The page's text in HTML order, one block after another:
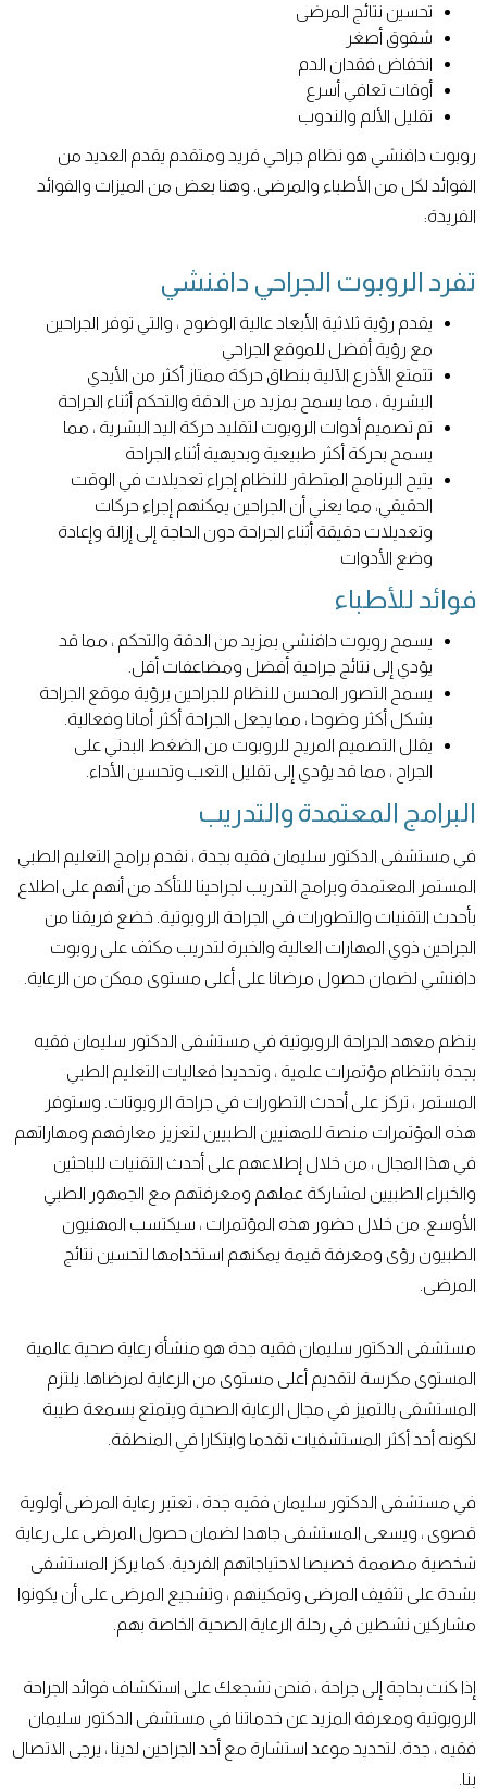
تحسين نتائج المرضى
شقوق أصغر
انخفاض فقدان الدم
أوقات تعافي أسرع
تقليل الألم والندوب
روبوت دافنشي هو نظام جراحي فريد ومتقدم يقدم العديد من
الفوائد لكل من الأطباء والمرضى. وهنا بعض من الميزات والفوائد
الفريدة:
تفرد الروبوت الجراحي دافنشي
يقدم رؤية ثلاثية الأبعاد عالية الوضوح ، والتي توفر الجراحين
مع رؤية أفضل للموقع الجراحي
تتمتع الأذرع الآلية بنطاق حركة ممتاز أكثر من الأيدي
البشرية ، مما يسمح بمزيد من الدقة والتحكم أثناء الجراحة
تم تصميم أدوات الروبوت لتقليد حركة اليد البشرية ، مما
يسمح بحركة أكثر طبيعية وبديهية أثناء الجراحة
يتيح البرنامج المتطةر للنظام إجراء تعديلات في الوقت
الحقيقي، مما يعني أن الجراحين يمكنهم إجراء حركات
وتعديلات دقيقة أثناء الجراحة دون الحاجة إلى إزالة وإعادة
وضع الأدوات
فوائد للأطباء
يسمح روبوت دافنشي بمزيد من الدقة والتحكم ، مما قد
يؤدي إلى نتائج جراحية أفضل ومضاعفات أقل.
يسمح التصور المحسن للنظام للجراحين برؤية موقع الجراحة
بشكل أكثر وضوحا ، مما يجعل الجراحة أكثر أمانا وفعالية.
يقلل التصميم المريح للروبوت من الضغط البدني على
الجراح ، مما قد يؤدي إلى تقليل التعب وتحسين الأداء.
البرامج المعتمدة والتدريب
في مستشفى الدكتور سليمان فقيه بجدة ، نقدم برامج التعليم الطبي
المستمر المعتمدة وبرامج التدريب لجراحينا للتأكد من أنهم على اطلاع
بأحدث التقنيات والتطورات في الجراحة الروبوتية. خضع فريقنا من
الجراحين ذوي المهارات العالية والخبرة لتدريب مكثف على روبوت
دافنشي لضمان حصول مرضانا على أعلى مستوى ممكن من الرعاية.
ينظم معهد الجراحة الروبوتية في مستشفى الدكتور سليمان فقيه
بجدة بانتظام مؤتمرات علمية ، وتحديدا فعاليات التعليم الطبي
المستمر ، تركز على أحدث التطورات في جراحة الروبوتات. وستوفر
هذه المؤتمرات منصة للمهنيين الطبيين لتعزيز معارفهم ومهاراتهم
في هذا المجال ، من خلال إطلاعهم على أحدث التقنيات للباحثين
والخبراء الطبيين لمشاركة عملهم ومعرفتهم مع الجمهور الطبي
الأوسع. من خلال حضور هذه المؤتمرات ، سيكتسب المهنيون
الطبيون رؤى ومعرفة قيمة يمكنهم استخدامها لتحسين نتائج
المرضى.
مستشفى الدكتور سليمان فقيه جدة هو منشأة رعاية صحية عالمية
المستوى مكرسة لتقديم أعلى مستوى من الرعاية لمرضاها. يلتزم
المستشفى بالتميز في مجال الرعاية الصحية ويتمتع بسمعة طيبة
لكونه أحد أكثر المستشفيات تقدما وابتكارا في المنطقة.
في مستشفى الدكتور سليمان فقيه جدة ، تعتبر رعاية المرضى أولوية
قصوى ، ويسعى المستشفى جاهدا لضمان حصول المرضى على رعاية
شخصية مصممة خصيصا لاحتياجاتهم الفردية. كما يركز المستشفى
بشدة على تثقيف المرضى وتمكينهم ، وتشجيع المرضى على أن يكونوا
مشاركين نشطين في رحلة الرعاية الصحية الخاصة بهم.
إذا كنت بحاجة إلى جراحة ، فنحن نشجعك على استكشاف فوائد الجراحة
الروبوتية ومعرفة المزيد عن خدماتنا في مستشفى الدكتور سليمان
فقيه ، جدة. لتحديد موعد استشارة مع أحد الجراحين لدينا ، يرجى الاتصال
بنا.